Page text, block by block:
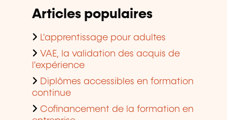
Articles populaires
L'apprentissage pour adultes
VAE, la validation des acquis de
l'expérience
Diplômes accessibles en formation
continue
Cofinancement de la formation en